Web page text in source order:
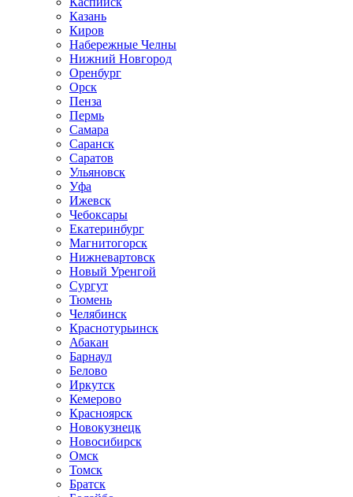
Казань
Киров
Набережные Челны
Нижний Новгород
Оренбург
Орск
Пенза
Пермь
Самара
Саранск
Саратов
Ульяновск
Уфа
Ижевск
Чебоксары
Екатеринбург
Магнитогорск
Нижневартовск
Новый Уренгой
Сургут
Тюмень
Челябинск
Краснотурьинск
Абакан
Барнаул
Белово
Иркутск
Кемерово
Красноярск
Новокузнецк
Новосибирск
Омск
Томск
Братск